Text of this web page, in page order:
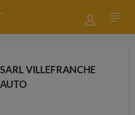
SARL VILLEFRANCHE
AUTO